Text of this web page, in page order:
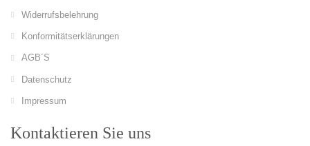
Widerrufsbelehrung
Konformitätserklärungen
AGB´S
Datenschutz
Impressum
Kontaktieren Sie uns